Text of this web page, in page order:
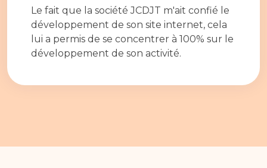
Le fait que la société JCDJT m'ait confié le
développement de son site internet, cela
lui a permis de se concentrer à 100% sur le
développement de son activité.